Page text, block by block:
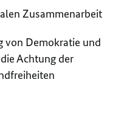
Zusammenarbeit
von Demokratie und
Achtung der